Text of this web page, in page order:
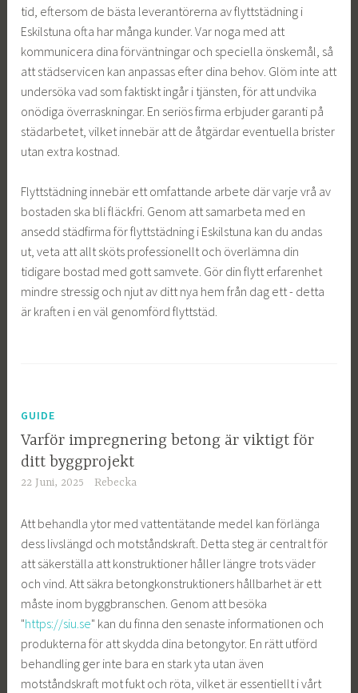
tid, eftersom de bästa leverantörerna av flyttstädning i
Eskilstuna ofta har många kunder. Var noga med att
kommunicera dina förväntningar och speciella önskemål, så
att städservicen kan anpassas efter dina behov. Glöm inte att
undersöka vad som faktiskt ingår i tjänsten, för att undvika
onödiga överraskningar. En seriös firma erbjuder garanti på
städarbetet, vilket innebär att de åtgärdar eventuella brister
utan extra kostnad.
Flyttstädning innebär ett omfattande arbete där varje vrå av
bostaden ska bli fläckfri. Genom att samarbeta med en
ansedd städfirma för flyttstädning i Eskilstuna kan du andas
ut, veta att allt sköts professionellt och överlämna din
tidigare bostad med gott samvete. Gör din flytt erfarenhet
mindre stressig och njut av ditt nya hem från dag ett - detta
är kraften i en väl genomförd flyttstäd.
GUIDE
Varför impregnering betong är viktigt för
ditt byggprojekt
22 Juni, 2025 Rebecka
Att behandla ytor med vattentätande medel kan förlänga
dess livslängd och motståndskraft. Detta steg är centralt för
att säkerställa att konstruktioner håller längre trots väder
och vind. Att säkra betongkonstruktioners hållbarhet är ett
måste inom byggbranschen. Genom att besöka
"https://siu.se" kan du finna den senaste informationen och
produkterna för att skydda dina betongytor. En rätt utförd
behandling ger inte bara en stark yta utan även
motståndskraft mot fukt och röta, vilket är essentiellt i vårt